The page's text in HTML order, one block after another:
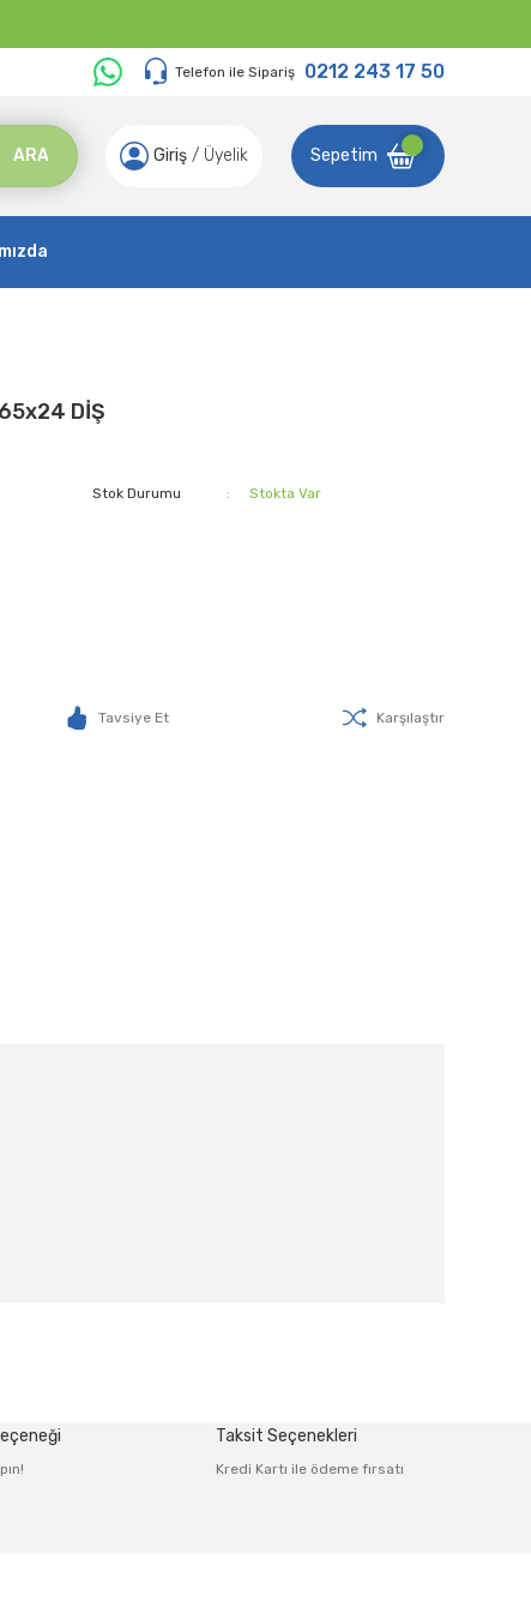
Telefon ile Sipariş 0212 243 17 50
ARA Giriş / Üyelik Sepetim
DİŞ
Stok Durumu Stokta Var
Tavsiye Et Karşılaştır
Taksit Seçenekleri
Kredi Kartı ile ödeme fırsatı